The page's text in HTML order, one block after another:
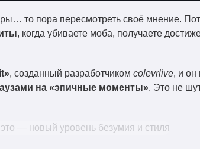
то пора пересмотреть своё мнение.
, когда убиваете моба, получаете
, созданный разработчиком colevrlive, и
на «эпичные моменты». Это не